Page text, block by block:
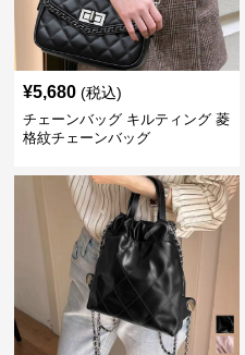
¥5,680 (税込)
チェーンバッグ キルティング 菱
格紋チェーンバッグ